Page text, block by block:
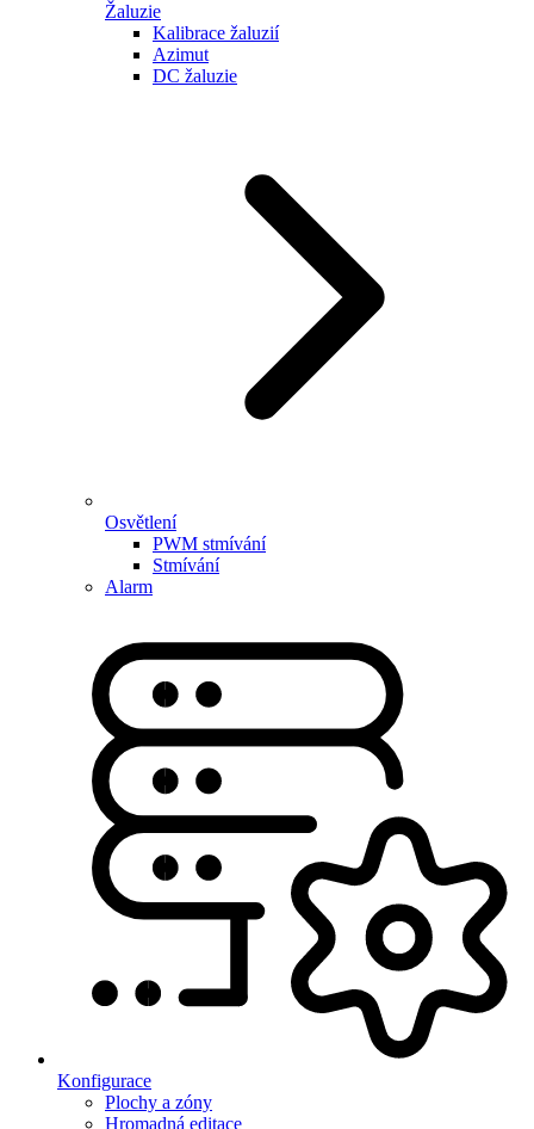
Žaluzie
Kalibrace žaluzií
Azimut
DC žaluzie
Osvětlení
PWM stmívání
Stmívání
Alarm
Konfigurace
Plochy a zóny
Hromadná editace